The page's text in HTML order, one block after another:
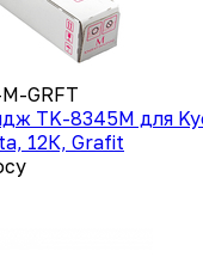
GRFT
TK-8345M для
12К, Grafit